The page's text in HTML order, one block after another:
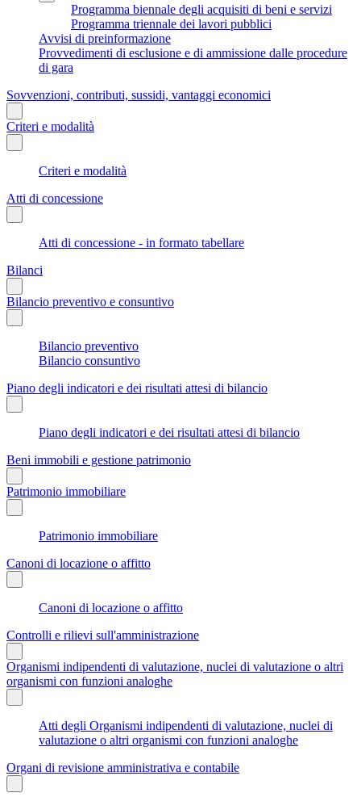
Programma biennale degli acquisiti di beni e servizi
Programma triennale dei lavori pubblici
Avvisi di preinformazione
Provvedimenti di esclusione e di ammissione dalle procedure
di gara
Sovvenzioni, contributi, sussidi, vantaggi economici
Criteri e modalità
Criteri e modalità
Atti di concessione
Atti di concessione - in formato tabellare
Bilanci
Bilancio preventivo e consuntivo
Bilancio preventivo
Bilancio consuntivo
Piano degli indicatori e dei risultati attesi di bilancio
Piano degli indicatori e dei risultati attesi di bilancio
Beni immobili e gestione patrimonio
Patrimonio immobiliare
Patrimonio immobiliare
Canoni di locazione o affitto
Canoni di locazione o affitto
Controlli e rilievi sull'amministrazione
Organismi indipendenti di valutazione, nuclei di valutazione o altri
organismi con funzioni analoghe
Atti degli Organismi indipendenti di valutazione, nuclei di
valutazione o altri organismi con funzioni analoghe
Organi di revisione amministrativa e contabile